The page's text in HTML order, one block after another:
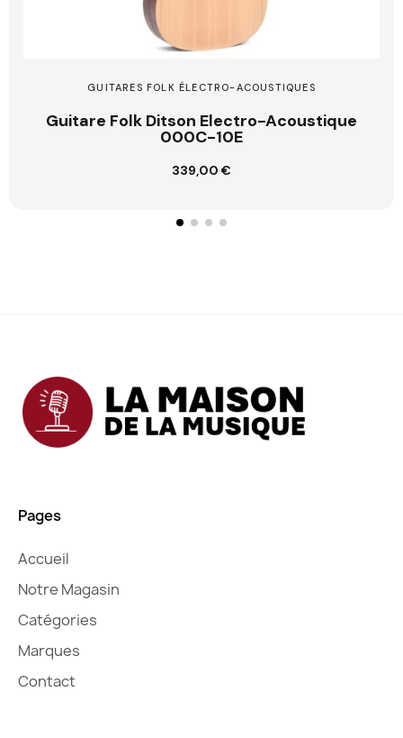
GUITARES FOLK ÉLECTRO-ACOUSTIQUES
Guitare Folk Ditson Electro-Acoustique
000C-10E
339,00 €
Ajouter au panier
Pages
Accueil
Notre Magasin
Catégories
Marques
Contact